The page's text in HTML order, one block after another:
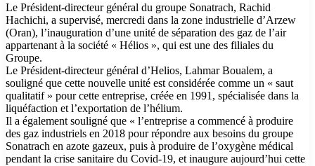
Le Président-directeur général du groupe Sonatrach, Rachid
Hachichi, a supervisé, mercredi dans la zone industrielle d’Arzew
(Oran), l’inauguration d’une unité de séparation des gaz de l’air
appartenant à la société « Hélios », qui est une des filiales du
Groupe.
Le Président-directeur général d’Helios, Lahmar Boualem, a
souligné que cette nouvelle unité est considérée comme un « saut
qualitatif » pour cette entreprise, créée en 1991, spécialisée dans la
liquéfaction et l’exportation de l’hélium.
Il a également souligné que « l’entreprise a commencé à produire
des gaz industriels en 2018 pour répondre aux besoins du groupe
Sonatrach en azote gazeux, puis à produire de l’oxygène médical
pendant la crise sanitaire du Covid-19, et inaugure aujourd’hui cette